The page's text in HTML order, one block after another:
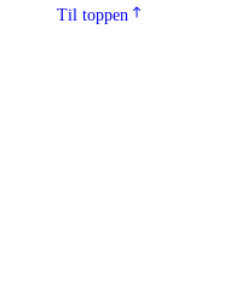
Til toppen